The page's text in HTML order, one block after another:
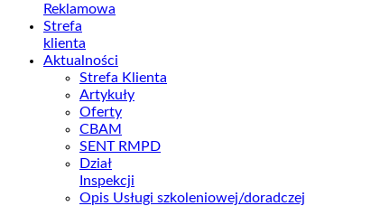
Reklamowa
Strefa
klienta
Aktualności
Strefa Klienta
Artykuły
Oferty
CBAM
SENT RMPD
Dział
Inspekcji
Opis Usługi szkoleniowej/doradczej